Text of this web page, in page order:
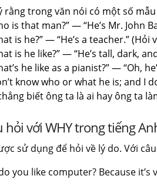
rằng trong văn nói có một số
is that man?” — “He’s Mr. John
is he?” — “He’s a teacher.” (Hỏi
is he like?” — “He’s tall, dark,
he like as a pianist?” — “Oh,
know who or what he is; and I
biết ông ta là ai hay ông ta
hỏi với WHY trong tiếng
sử dụng để hỏi về lý do. Với
you like computer? Because it’s